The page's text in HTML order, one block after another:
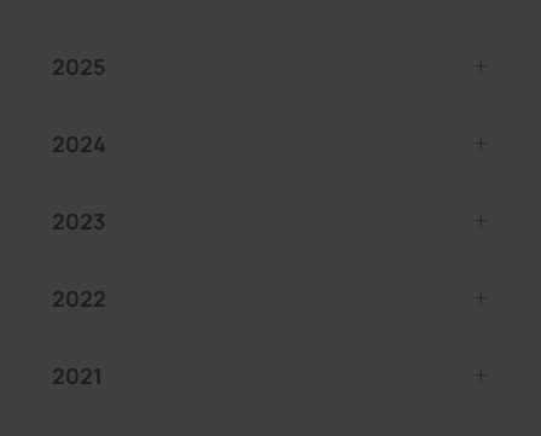
2025
2024
2023
2022
2021